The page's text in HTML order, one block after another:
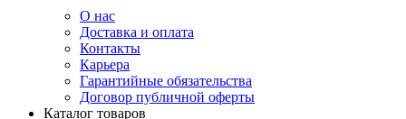
О нас
Доставка и оплата
Контакты
Карьера
Гарантийные обязательства
Договор публичной оферты
Каталог товаров